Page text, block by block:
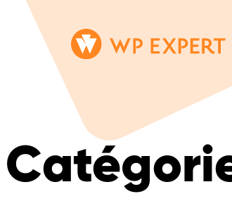
Passer
au
Lien
page